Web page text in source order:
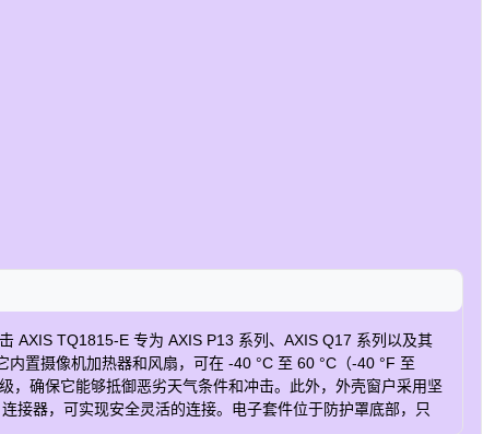
AXIS TQ1815-E 专为 AXIS P13 系列、AXIS Q17 系列以及其
置摄像机加热器和风扇，可在 -40 °C 至 60 °C（-40 °F 至
，确保它能够抵御恶劣天气条件和冲击。此外，外壳窗户采用坚
接器，可实现安全灵活的连接。电子套件位于防护罩底部，只